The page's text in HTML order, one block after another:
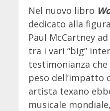
Nel nuovo libro
dedicato alla
Paul McCartney
tra i vari “big”
testimonianza
peso dell’impatto
artista texano
musicale